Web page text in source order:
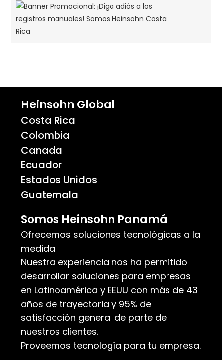
Heinsohn Global
Costa Rica
Colombia
Canada
Ecuador
Estados Unidos
Guatemala
Somos Heinsohn Panamá
Ofrecemos soluciones tecnológicas a la
medida.
Nuestra experiencia nos ha permitido
desarrollar soluciones para empresas
en Latinoamérica y EEUU con más de 43
años de trayectoria y 95% de
satisfacción general de parte de
nuestros clientes.
Proveemos tecnología para tu empresa.